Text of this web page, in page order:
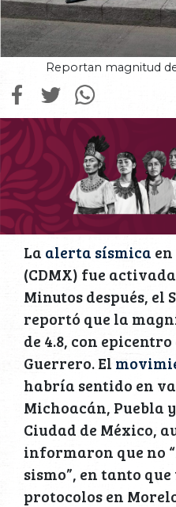
Reportan magnitud
La alerta sísmica
(CDMX) fue
Minutos después, el
reportó que la
de 4.8, con
Guerrero. El
habría sentido en
Michoacán, Puebla
Ciudad de México,
informaron que no
sismo”, en tanto
protocolos en